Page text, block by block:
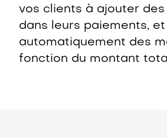
vos clients à ajouter
dans leurs paiements,
automatiquement des
fonction du montant